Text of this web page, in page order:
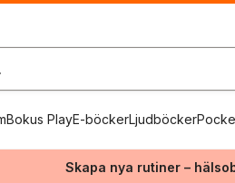
Bokus PlayE-böckerLjudböcker
Skapa nya rutiner –